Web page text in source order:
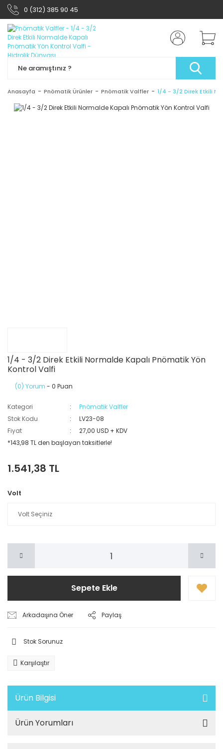
0 (312) 385 90 45
Anasayfa Pnömatik Ürünler Pnömatik Valfler 1/4 - 3/2 Direk Etkili
1/4 - 3/2 Direk Etkili Normalde Kapalı Pnömatik Yön
Kontrol Valfi
(0) Yorum - 0 Puan
Kategori
Pnömatik Valfler
Stok Kodu
LV23-08
Fiyat
27,00 USD + KDV
*143,98 TL den başlayan taksitlerle!
1.541,38 TL
Volt
Sepete Ekle
Arkadaşına Öner Paylaş
Stok Sorunuz
Karşılaştır
Ürün Bilgisi
Ürün Yorumları